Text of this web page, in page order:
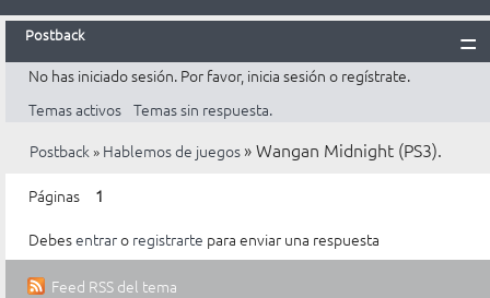
Postback
Inicio
Postback
Reglas
Búsqueda
Entrar
No has iniciado sesión. Por favor, inicia sesión o regístrate.
Temas activos Temas sin respuesta.
Postback» Hablemos de juegos »Wangan Midnight (PS3).
Páginas
1
Debesentraro registrarte para enviar una respuesta
Feed RSS del tema